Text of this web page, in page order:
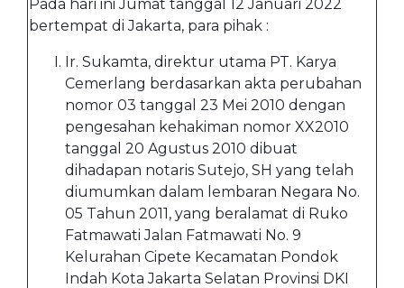
Pada hari ini Jumat tanggal 12 Januari 2022
bertempat di Jakarta, para pihak :
Ir. Sukamta, direktur utama PT. Karya
Cemerlang berdasarkan akta perubahan
nomor 03 tanggal 23 Mei 2010 dengan
pengesahan kehakiman nomor XX2010
tanggal 20 Agustus 2010 dibuat
dihadapan notaris Sutejo, SH yang telah
diumumkan dalam lembaran Negara No.
05 Tahun 2011, yang beralamat di Ruko
Fatmawati Jalan Fatmawati No. 9
Kelurahan Cipete Kecamatan Pondok
Indah Kota Jakarta Selatan Provinsi DKI